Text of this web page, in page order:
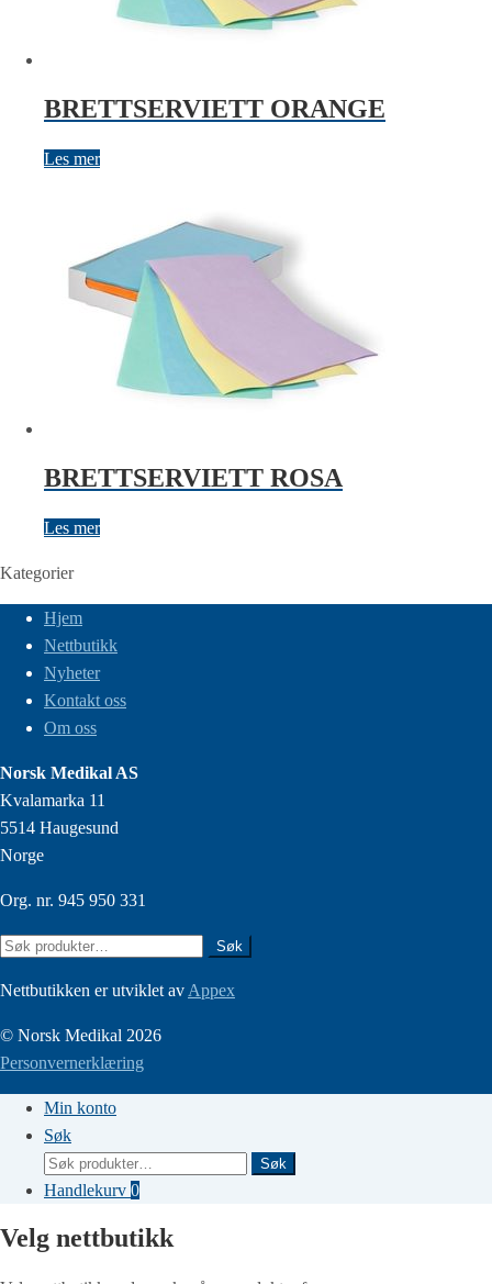
BRETTSERVIETT ORANGE
Les mer
BRETTSERVIETT ROSA
Les mer
Kategorier
Hjem
Nettbutikk
Nyheter
Kontakt oss
Om oss
Norsk Medikal AS
Kvalamarka 11
5514 Haugesund
Norge
Org. nr. 945 950 331
Søk
Søk
Nettbutikken er utviklet av Appex
© Norsk Medikal 2026
Personvernerklæring
Min konto
Søk
Søk
etter:
Søk
Handlekurv 0
Velg nettbutikk